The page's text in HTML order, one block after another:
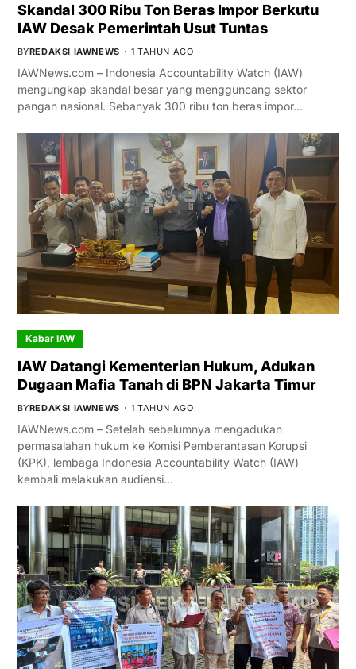
Skandal 300 Ribu Ton Beras Impor Berkutu
IAW Desak Pemerintah Usut Tuntas
BYREDAKSI IAWNEWS 1 TAHUN AGO
IAWNews.com – Indonesia Accountability Watch (IAW)
mengungkap skandal besar yang mengguncang sektor
pangan nasional. Sebanyak 300 ribu ton beras impor…
Kabar IAW
IAW Datangi Kementerian Hukum, Adukan
Dugaan Mafia Tanah di BPN Jakarta Timur
BYREDAKSI IAWNEWS 1 TAHUN AGO
IAWNews.com – Setelah sebelumnya mengadukan
permasalahan hukum ke Komisi Pemberantasan Korupsi
(KPK), lembaga Indonesia Accountability Watch (IAW)
kembali melakukan audiensi…